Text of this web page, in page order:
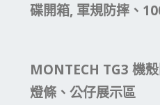
碟開箱, 軍規防摔、
MONTECH TG3 機
燈條、公仔展示區